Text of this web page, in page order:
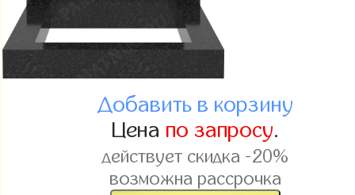
Добавить в корзину
Цена по запросу.
действует скидка -20%
возможна рассрочка